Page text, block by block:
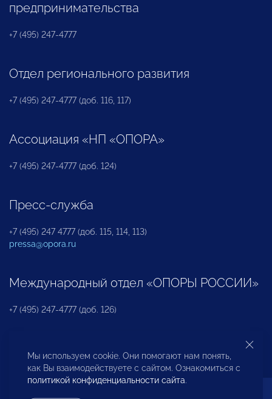
предпринимательства
+7 (495) 247-4777
Отдел регионального развития
+7 (495) 247-4777 (доб. 116, 117)
Ассоциация «НП «ОПОРА»
+7 (495) 247-4777 (доб. 124)
Пресс-служба
+7 (495) 247 4777 (доб. 115, 114, 113)
pressa@opora.ru
Международный отдел «ОПОРЫ РОССИИ»
+7 (495) 247-4777 (доб. 126)
Бюро по защите прав предпринимателей и
инвесторов
Мы используем cookie. Они помогают нам понять,
как Вы взаимодействуете с сайтом. Ознакомиться с
политикой конфиденциальности сайта.